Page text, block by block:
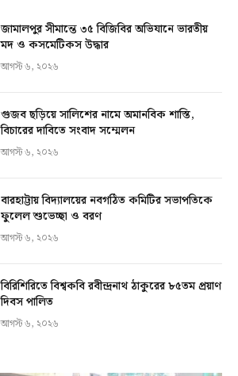
জামালপুর সীমান্তে ৩৫ বিজিবির অভিযানে ভারতীয়
মদ ও কসমেটিকস উদ্ধার
আগস্ট ৬, ২০২৬
গুজব ছড়িয়ে সালিশের নামে অমানবিক শাস্তি,
বিচারের দাবিতে সংবাদ সম্মেলন
আগস্ট ৬, ২০২৬
বারহাট্টায় বিদ্যালয়ের নবগঠিত কমিটির সভাপতিকে
ফুলেল শুভেচ্ছা ও বরণ
আগস্ট ৬, ২০২৬
বিরিশিরিতে বিশ্বকবি রবীন্দ্রনাথ ঠাকুরের ৮৫তম প্রয়াণ
দিবস পালিত
আগস্ট ৬, ২০২৬